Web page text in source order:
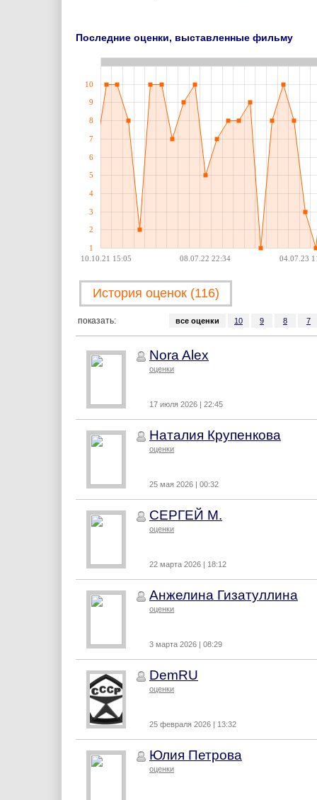
Последние оценки, выставленные фильму
10.10.21 15:05 08.07.22 22:34 04.07.23
1
2
3
4
5
6
7
8
9
10
История оценок (116)
показать: все оценки 10 9 8 7
Nora Alex
оценки
17 июля 2026 | 22:45
Наталия Крупенкова
оценки
25 мая 2026 | 00:32
СЕРГЕЙ М.
оценки
22 марта 2026 | 18:12
Анжелина Гизатуллина
оценки
3 марта 2026 | 08:29
DemRU
оценки
25 февраля 2026 | 13:32
Юлия Петрова
оценки